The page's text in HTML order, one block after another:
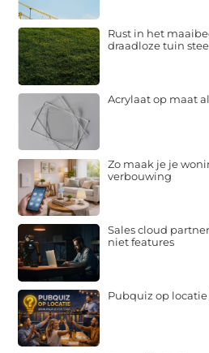
Rust in het
draadloze tuin
Acrylaat op maat
Zo maak je je
verbouwing
Sales cloud
niet features
Pubquiz op